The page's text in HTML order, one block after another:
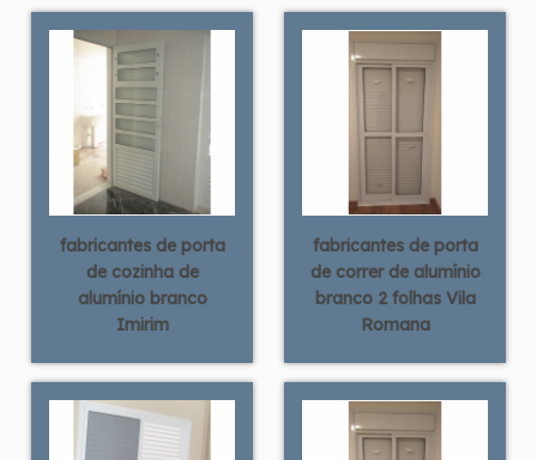
fabricantes de porta
de cozinha de
alumínio branco
Imirim
fabricantes de porta
de correr de alumínio
branco 2 folhas Vila
Romana